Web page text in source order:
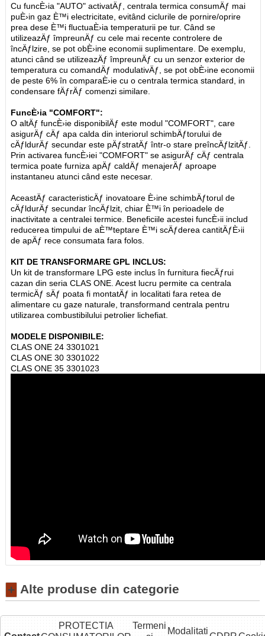
Cu funcÈ›ia "AUTO" activatÄƒ, centrala termica consumÄƒ mai
puÈ›in gaz È™i electricitate, evitând ciclurile de pornire/oprire
prea dese È™i fluctuaÈ›ia temperaturii pe tur. Când se
utilizeazÄƒ împreunÄƒ cu cele mai recente controlere de
încÄƒlzire, se pot obÈ›ine economii suplimentare. De exemplu,
atunci când se utilizeazÄƒ împreunÄƒ cu un senzor exterior de
temperatura cu comandÄƒ modulativÄƒ, se pot obÈ›ine economii
de peste 6% în comparaÈ›ie cu o centrala termica standard, in
condensare fÄƒrÄƒ comenzi similare.
FuncÈ›ia "COMFORT":
O altÄƒ funcÈ›ie disponibilÄƒ este modul "COMFORT", care
asigurÄƒ cÄƒ apa calda din interiorul schimbÄƒtorului de
cÄƒldurÄƒ secundar este pÄƒstratÄƒ într-o stare preîncÄƒlzitÄƒ.
Prin activarea funcÈ›iei "COMFORT" se asigurÄƒ cÄƒ centrala
termica poate furniza apÄƒ caldÄƒ menajerÄƒ aproape
instantaneu atunci când este necesar.
AceastÄƒ caracteristicÄƒ inovatoare È›ine schimbÄƒtorul de
cÄƒldurÄƒ secundar încÄƒlzit, chiar È™i în perioadele de
inactivitate a centralei termice. Beneficiile acestei funcÈ›ii includ
reducerea timpului de aÈ™teptare È™i scÄƒderea cantitÄƒÈ›ii
de apÄƒ rece consumata fara folos.
KIT DE TRANSFORMARE GPL INCLUS:
Un kit de transformare LPG este inclus în furnitura fiecÄƒrui
cazan din seria CLAS ONE. Acest lucru permite ca centrala
termicÄƒ sÄƒ poata fi montatÄƒ in localitati fara retea de
alimentare cu gaze naturale, transformand centrala pentru
utilizarea combustibilului petrolier lichefiat.
MODELE DISPONIBILE:
CLAS ONE 24 3301021
CLAS ONE 30 3301022
CLAS ONE 35 3301023
+ Alte produse din categorie
PROTECTIA
Termeni
Modalitati